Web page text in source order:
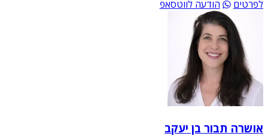
לפרטים
הודעה לווטסאפ
אושרה תבור בן יעקב